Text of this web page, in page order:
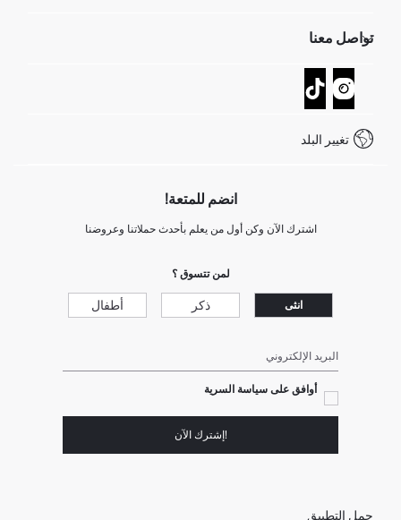
GIFT CLUB
عمليات الارجاع و الاستبدال السهلة
تتبع الشحنة
كيف يمكنك التسوق في ديفاكتو ؟
كيف تدفع في ديفاكتو؟
شروط المنافسة
تواصل معنا
نموذج الاتصال
خدمة العملاء
Call Center 19782
تغيير البلد
انضم للمتعة!
اشترك الآن وكن أول من يعلم بأحدث حملاتنا وعروضنا
لمن تتسوق ؟
انثى ذكر أطفال
البريد الإلكتروني
أوافق على سياسة السرية
!إشترك الآن
حمل التطبيق